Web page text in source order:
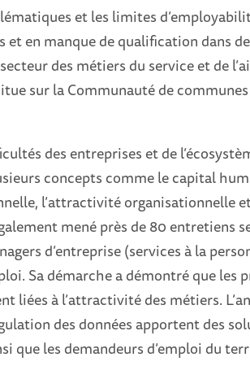
et les limites
et en manque de qualification dans
des métiers du service et de
sur la Communauté de
des entreprises et de
concepts comme le capital
l’attractivité organisationnelle
mené près de 80 entretiens
d’entreprise (services à la
Sa démarche a démontré que les
liées à l’attractivité des métiers.
des données apportent des
que les demandeurs d’emploi du